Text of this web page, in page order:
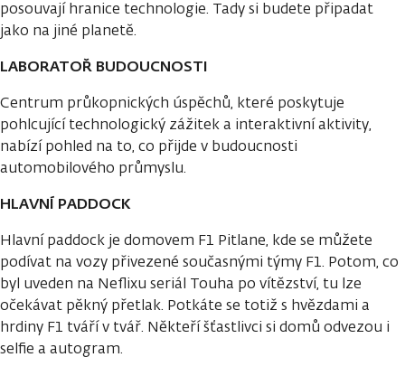
posouvají hranice technologie. Tady si budete připadat
jako na jiné planetě.
LABORATOŘ BUDOUCNOSTI
Centrum průkopnických úspěchů, které poskytuje
pohlcující technologický zážitek a interaktivní aktivity,
nabízí pohled na to, co přijde v budoucnosti
automobilového průmyslu.
HLAVNÍ PADDOCK
Hlavní paddock je domovem F1 Pitlane, kde se můžete
podívat na vozy přivezené současnými týmy F1. Potom, co
byl uveden na Neflixu seriál Touha po vítězství, tu lze
očekávat pěkný přetlak. Potkáte se totiž s hvězdami a
hrdiny F1 tváří v tvář. Někteří šťastlivci si domů odvezou i
selfie a autogram.